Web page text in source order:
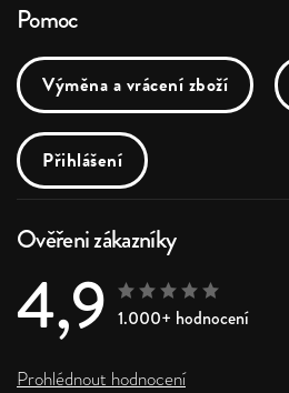
Pomoc
Výměna a vrácení zboží
Přihlášení
Ověřeni zákazníky
4,9 1.000+ hodnocení
Prohlédnout hodnocení